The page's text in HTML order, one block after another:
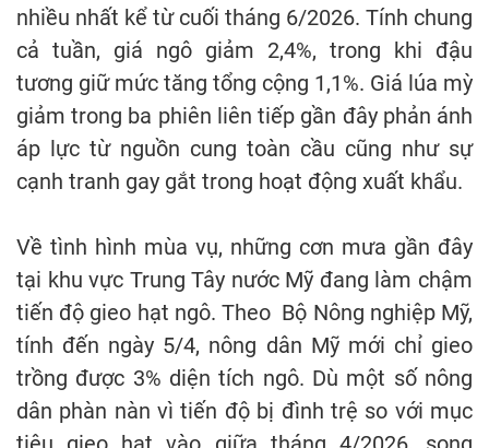
nhiều nhất kể từ cuối tháng 6/2026. Tính chung
cả tuần, giá ngô giảm 2,4%, trong khi đậu
tương giữ mức tăng tổng cộng 1,1%. Giá lúa mỳ
giảm trong ba phiên liên tiếp gần đây phản ánh
áp lực từ nguồn cung toàn cầu cũng như sự
cạnh tranh gay gắt trong hoạt động xuất khẩu.
Về tình hình mùa vụ, những cơn mưa gần đây
tại khu vực Trung Tây nước Mỹ đang làm chậm
tiến độ gieo hạt ngô. Theo Bộ Nông nghiệp Mỹ,
tính đến ngày 5/4, nông dân Mỹ mới chỉ gieo
trồng được 3% diện tích ngô. Dù một số nông
dân phàn nàn vì tiến độ bị đình trệ so với mục